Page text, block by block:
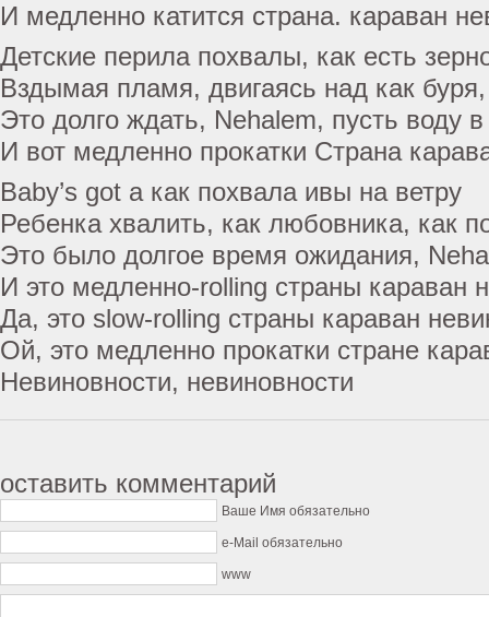
И медленно катится страна. караван
Детские перила похвалы, как есть
Вздымая пламя, двигаясь над как буря,
Это долго ждать, Nehalem, пусть воду в
И вот медленно прокатки Страна
Baby’s got a как похвала ивы на ветру
Ребенка хвалить, как любовника, как
Это было долгое время ожидания,
И это медленно-rolling страны караван
Да, это slow-rolling страны караван
Ой, это медленно прокатки стране
Невиновности, невиновности
оставить комментарий
Ваше Имя обязательно
e-Mail обязательно
www